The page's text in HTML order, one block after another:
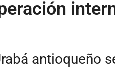
antioqueño